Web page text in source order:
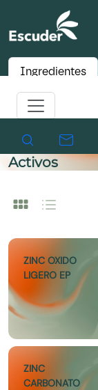
Ingredientes
Activos
ZINC OXIDO
LIGERO EP
ZINC
CARBONATO